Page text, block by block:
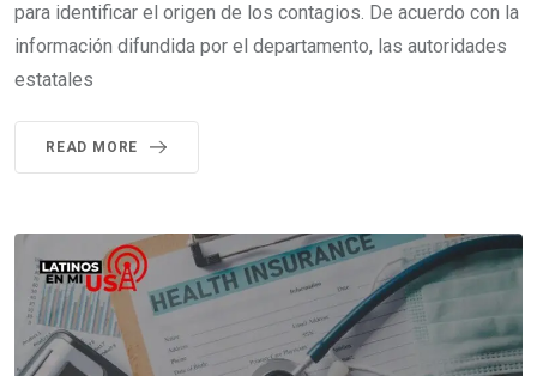
para identificar el origen de los contagios. De acuerdo con la
información difundida por el departamento, las autoridades
estatales
READ MORE